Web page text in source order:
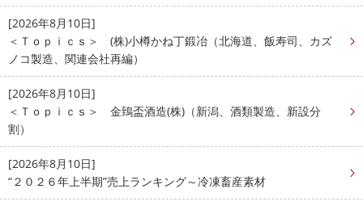
[2026年8月10日]
＜Ｔｏｐｉｃｓ＞ (株)小樽かね丁鍛冶（北海道、飯寿司、カズ
ノコ製造、関連会社再編）
[2026年8月10日]
＜Ｔｏｐｉｃｓ＞ 金鵄盃酒造(株)（新潟、酒類製造、新設分
割）
[2026年8月10日]
“２０２６年上半期”売上ランキング～冷凍畜産素材